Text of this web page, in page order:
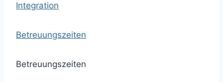
Integration
Betreuungszeiten
Betreuungszeiten